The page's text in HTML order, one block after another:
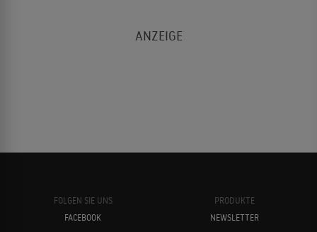
FOLGEN SIE UNS
FACEBOOK
PRODUKTE
NEWSLETTER